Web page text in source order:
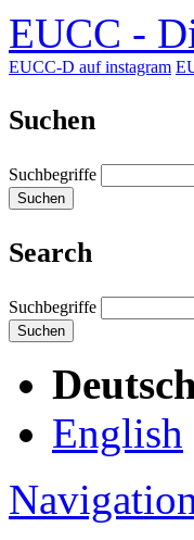
EUCC -
EUCC-D auf instagram
Suchen
Suchbegriffe
Suchen
Search
Suchbegriffe
Suchen
English